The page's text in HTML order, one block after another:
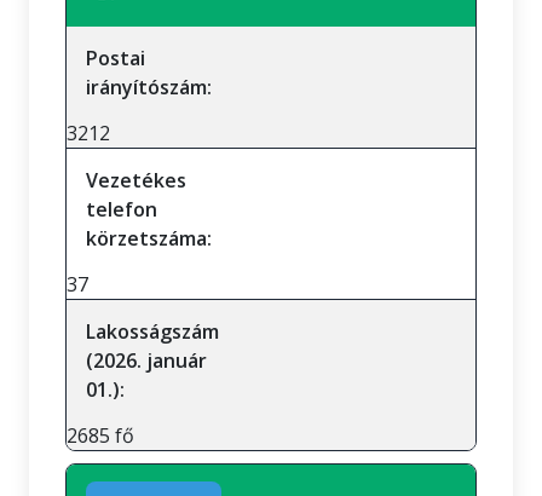
Postai
irányítószám:
3212
Vezetékes
telefon
körzetszáma:
37
Lakosságszám
(2026. január
01.):
2685 fő